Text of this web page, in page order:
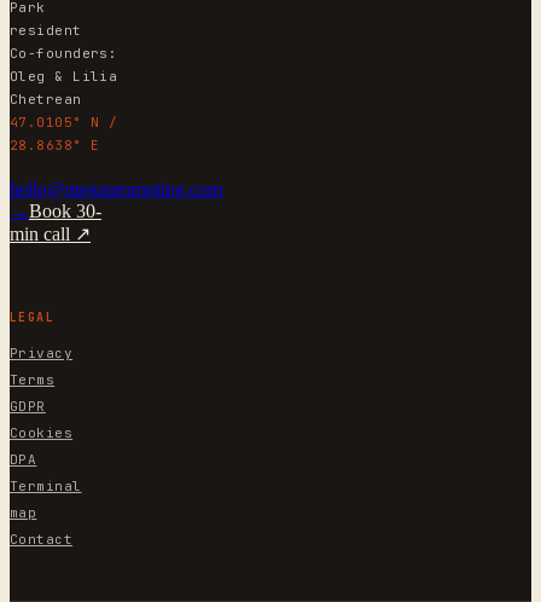
Park
resident
Co-founders:
Oleg & Lilia
Chetrean
47.0105° N /
28.8638° E
hello@megapromoting.com
→Book 30-
min call ↗
LEGAL
Privacy
Terms
GDPR
Cookies
DPA
Terminal
map
Contact